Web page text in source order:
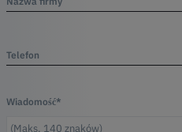
Telefon
Wiadomość*